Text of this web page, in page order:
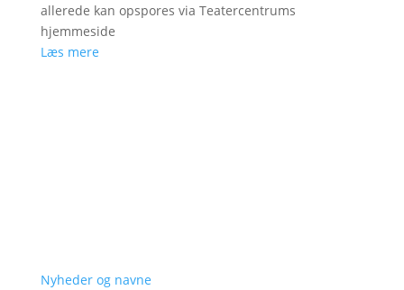
allerede kan opspores via Teatercentrums
hjemmeside
Læs mere
Nyheder og navne